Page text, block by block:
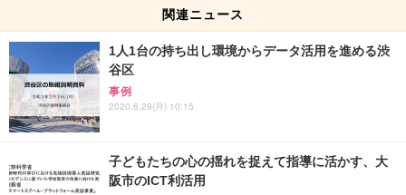
関連ニュース
1人1台の持ち出し環境からデータ活用を進める渋
谷区
事例
2020.6.29(月) 10:15
子どもたちの心の揺れを捉えて指導に活かす、大
阪市のICT利活用